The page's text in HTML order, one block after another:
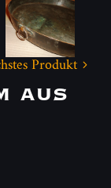
Produkt
aus